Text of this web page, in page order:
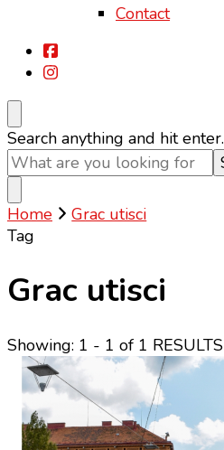
Contact
Looking
for
Something?
Search anything and hit enter.
Home
Grac utisci
Tag
Grac utisci
Showing: 1 - 1 of 1 RESULTS